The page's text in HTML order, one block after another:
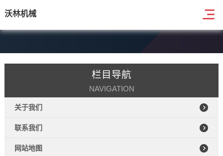
沃林机械
栏目导航
NAVIGATION
关于我们
联系我们
网站地图